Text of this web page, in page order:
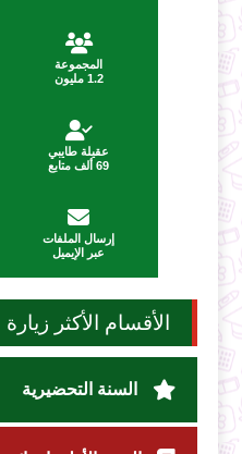
المجموعة
1.2 مليون
عقيلة طايبي
69 ألف متابع
إرسال الملفات
عبر الإيميل
الأقسام الأكثر زيارة
السنة التحضيرية